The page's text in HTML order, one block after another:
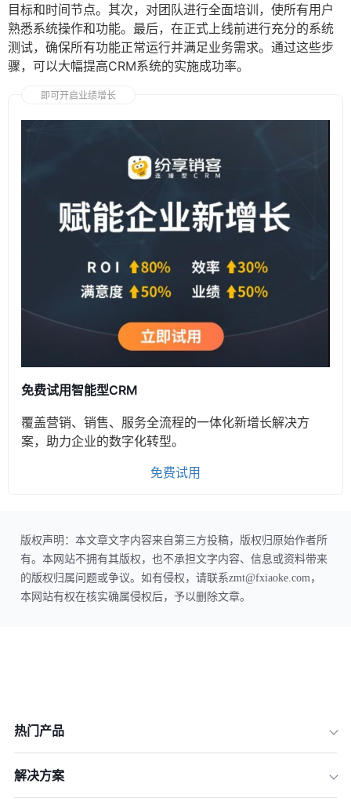
目标和时间节点。其次，对团队进行全面培训，使所有用户
熟悉系统操作和功能。最后，在正式上线前进行充分的系统
测试，确保所有功能正常运行并满足业务需求。通过这些步
骤，可以大幅提高CRM系统的实施成功率。
即可开启业绩增长
免费试用智能型CRM
覆盖营销、销售、服务全流程的一体化新增长解决方
案，助力企业的数字化转型。
免费试用
版权声明：本文章文字内容来自第三方投稿，版权归原始作者所
有。本网站不拥有其版权，也不承担文字内容、信息或资料带来
的版权归属问题或争议。如有侵权，请联系zmt@fxiaoke.com，
本网站有权在核实确属侵权后，予以删除文章。
热门产品
解决方案